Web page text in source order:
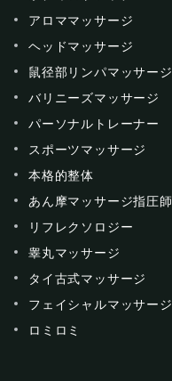
アロママッサージ
ヘッドマッサージ
鼠径部リンパマッサージ
バリニーズマッサージ
パーソナルトレーナー
スポーツマッサージ
本格的整体
あん摩マッサージ指圧師
リフレクソロジー
睾丸マッサージ
タイ古式マッサージ
フェイシャルマッサージ
ロミロミ